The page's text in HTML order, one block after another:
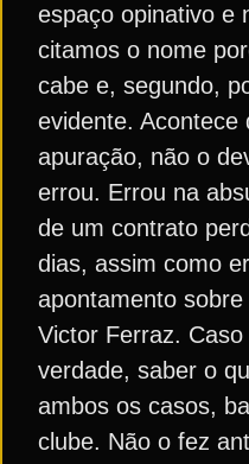
espaço opinativo e
citamos o nome
cabe e, segundo,
evidente. Acontece
apuração, não o
errou. Errou na
de um contrato
dias, assim como
apontamento
Victor Ferraz.
verdade, saber o
ambos os casos,
clube. Não o fez